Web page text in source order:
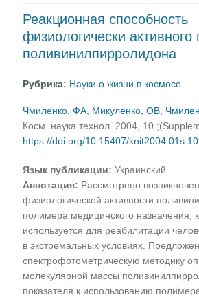
Реакционная способность
физиологически
поливинилпирролидона
Рубрика: Науки о жизни в космосе
Чмиленко, ФА Микуленко, ОВ
Косм. наука технол. 2004, 10
https://doi.org/10.15407/
Язык публикации: Украинский
Аннотация: Рассмотрено
физиологической активности
полимера медицинского назначения,
используется для реабилитации
в экстремальных условиях.
спектрофотометрическую методику
молекулярной массы
показателя к использованию